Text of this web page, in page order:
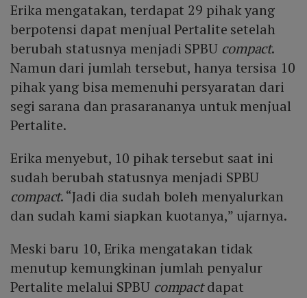
Erika mengatakan, terdapat 29 pihak yang
berpotensi dapat menjual Pertalite setelah
berubah statusnya menjadi SPBU compact.
Namun dari jumlah tersebut, hanya tersisa 10
pihak yang bisa memenuhi persyaratan dari
segi sarana dan prasarananya untuk menjual
Pertalite.
Erika menyebut, 10 pihak tersebut saat ini
sudah berubah statusnya menjadi SPBU
compact. “Jadi dia sudah boleh menyalurkan
dan sudah kami siapkan kuotanya,” ujarnya.
Meski baru 10, Erika mengatakan tidak
menutup kemungkinan jumlah penyalur
Pertalite melalui SPBU compactdapat